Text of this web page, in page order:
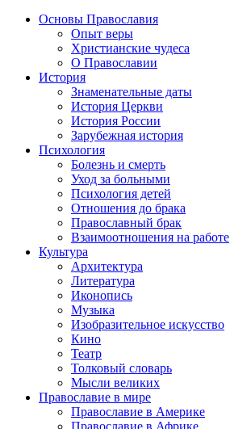
Основы Православия
Опыт веры
Христианские чудеса
О Православии
История
Знаменательные даты
История Церкви
История России
Зарубежная история
Психология
Болезнь и смерть
Уход за больными
Психология детей
Отношения до брака
Православный брак
Взаимоотношения на работе
Культура
Архитектура
Литература
Иконопись
Музыка
Изобразительное искусство
Кино
Театр
Толковый словарь
Мысли великих
Православие в мире
Православие в Америке